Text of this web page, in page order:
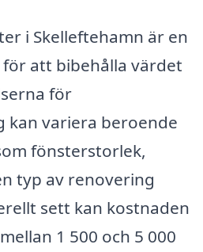
i Skelleftehamn är en
att bibehålla värdet
för
variera beroende
fönsterstorlek,
typ av renovering
sett kan kostnaden
1 500 och 5 000